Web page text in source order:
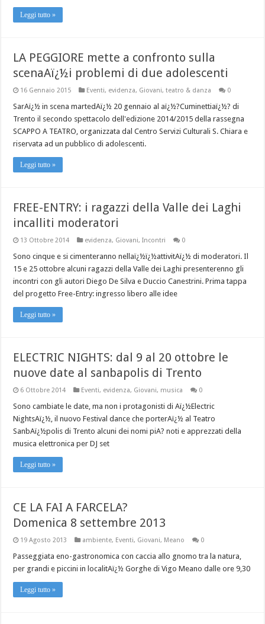
Leggi tutto »
LA PEGGIORE mette a confronto sulla
scenaAï¿½i problemi di due adolescenti
16 Gennaio 2015 Eventi, evidenza, Giovani,teatro & danza 0
SarAï¿½ in scena martedAï¿½ 20 gennaio al aï¿½?Cuminettiaï¿½? di
Trento il secondo spettacolo dell'edizione 2014/2015 della rassegna
SCAPPO A TEATRO, organizzata dal Centro Servizi Culturali S. Chiara e
riservata ad un pubblico di adolescenti.
Leggi tutto »
FREE-ENTRY: i ragazzi della Valle dei Laghi
incalliti moderatori
13 Ottobre 2014 evidenza, Giovani,Incontri 0
Sono cinque e si cimenteranno nellaï¿½ï¿½attivitAï¿½ di moderatori. Il
15 e 25 ottobre alcuni ragazzi della Valle dei Laghi presenterenno gli
incontri con gli autori Diego De Silva e Duccio Canestrini. Prima tappa
del progetto Free-Entry: ingresso libero alle idee
Leggi tutto »
ELECTRIC NIGHTS: dal 9 al 20 ottobre le
nuove date al sanbapolis di Trento
6 Ottobre 2014 Eventi, evidenza, Giovani, musica 0
Sono cambiate le date, ma non i protagonisti di Aï¿½Electric
NightsAï¿½, il nuovo Festival dance che porterAï¿½ al Teatro
SanbAï¿½polis di Trento alcuni dei nomi piA? noti e apprezzati della
musica elettronica per DJ set
Leggi tutto »
CE LA FAI A FARCELA?
Domenica 8 settembre 2013
19 Agosto 2013 ambiente, Eventi, Giovani, Meano 0
Passeggiata eno-gastronomica con caccia allo gnomo tra la natura,
per grandi e piccini in localitAï¿½ Gorghe di Vigo Meano dalle ore 9,30
Leggi tutto »